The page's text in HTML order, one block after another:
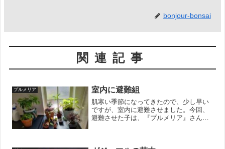
bonjour-bonsai
関連記事
プルメリア 室内に避難組
肌寒い季節になってきたので、少し早い
ですが、室内に避難させました。今回、
避難させた子は、『プルメリア』さん。